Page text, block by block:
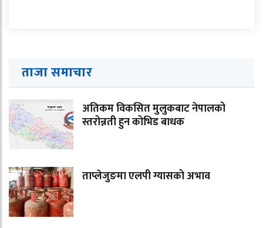
ताजा समाचार
अतिकम विकसित मुलुकबाट नेपालको
स्तरोन्नती हुन कोभिड बाधक
ताप्लेजुङमा एलपी ग्यासको अभाव